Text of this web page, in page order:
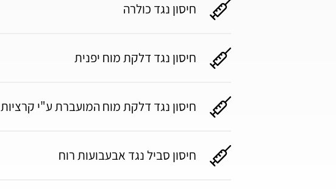
חיסון נגד כולרה
חיסון נגד דלקת מוח יפנית
חיסון נגד דלקת מוח המועברת ע"י קרציות
חיסון סביל נגד אבעבועות רוח